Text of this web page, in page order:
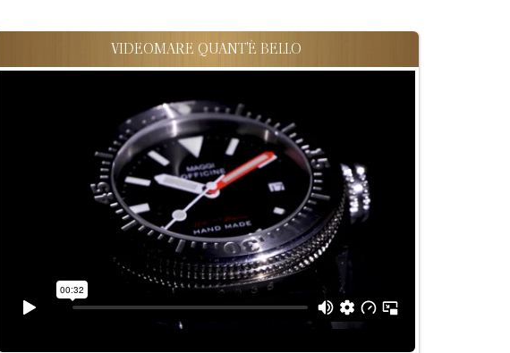
VIDEOMARE QUANT'È BELLO